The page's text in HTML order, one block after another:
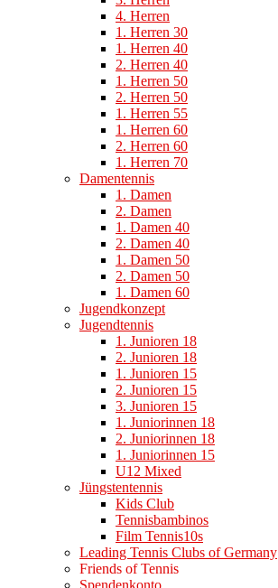
4. Herren
1. Herren 30
1. Herren 40
2. Herren 40
1. Herren 50
2. Herren 50
1. Herren 55
1. Herren 60
2. Herren 60
1. Herren 70
Damentennis
1. Damen
2. Damen
1. Damen 40
2. Damen 40
1. Damen 50
2. Damen 50
1. Damen 60
Jugendkonzept
Jugendtennis
1. Junioren 18
2. Junioren 18
1. Junioren 15
2. Junioren 15
3. Junioren 15
1. Juniorinnen 18
2. Juniorinnen 18
1. Juniorinnen 15
U12 Mixed
Jüngstentennis
Kids Club
Tennisbambinos
Film Tennis10s
Leading Tennis Clubs of Germany
Friends of Tennis